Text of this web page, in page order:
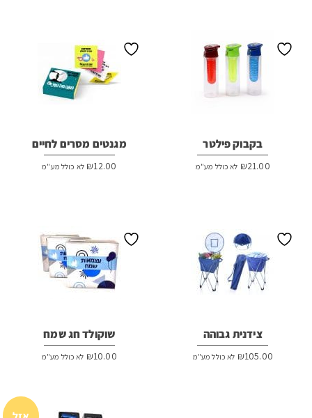
בקבוק פילטר
₪21.00 לא כולל מע"מ
מגנטים מסרים לחיים
₪12.00 לא כולל מע"מ
צידנית גבוהה
₪105.00 לא כולל מע"מ
שוקולד חג שמח
₪10.00 לא כולל מע"מ